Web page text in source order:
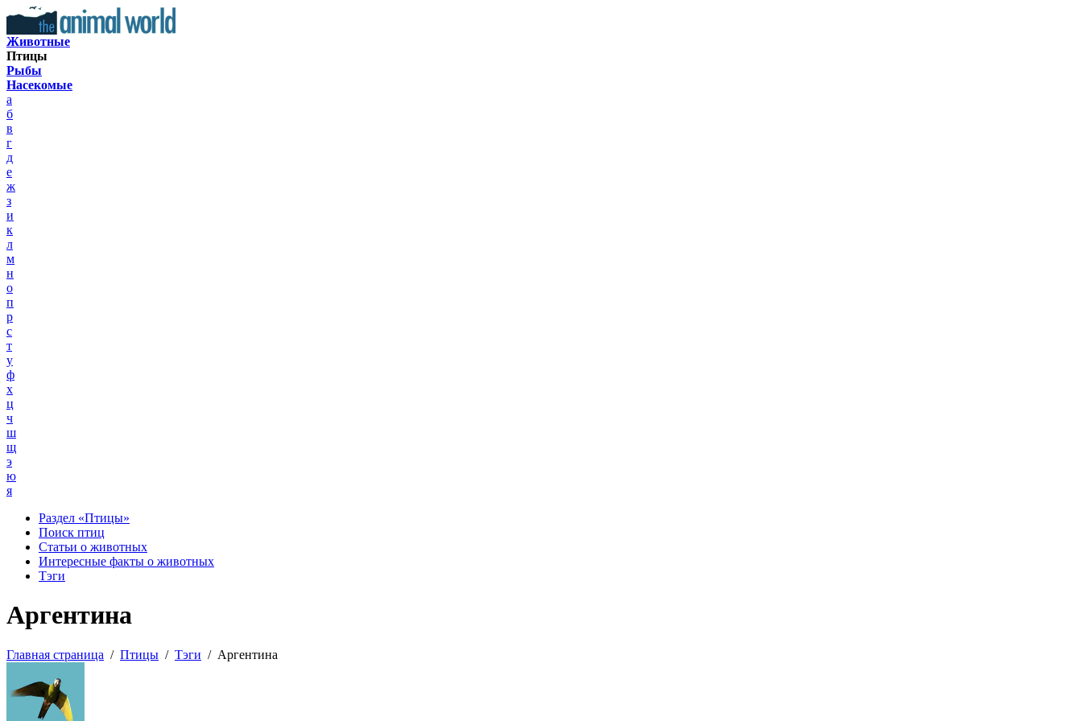
Животные
Птицы
Рыбы
Насекомые
а
б
в
г
д
е
ж
з
и
к
л
м
н
о
п
р
с
т
у
ф
х
ц
ч
ш
щ
э
ю
я
Раздел «Птицы»
Поиск птиц
Статьи о животных
Интересные факты о животных
Тэги
Аргентина
Главная страница / Птицы / Тэги / Аргентина